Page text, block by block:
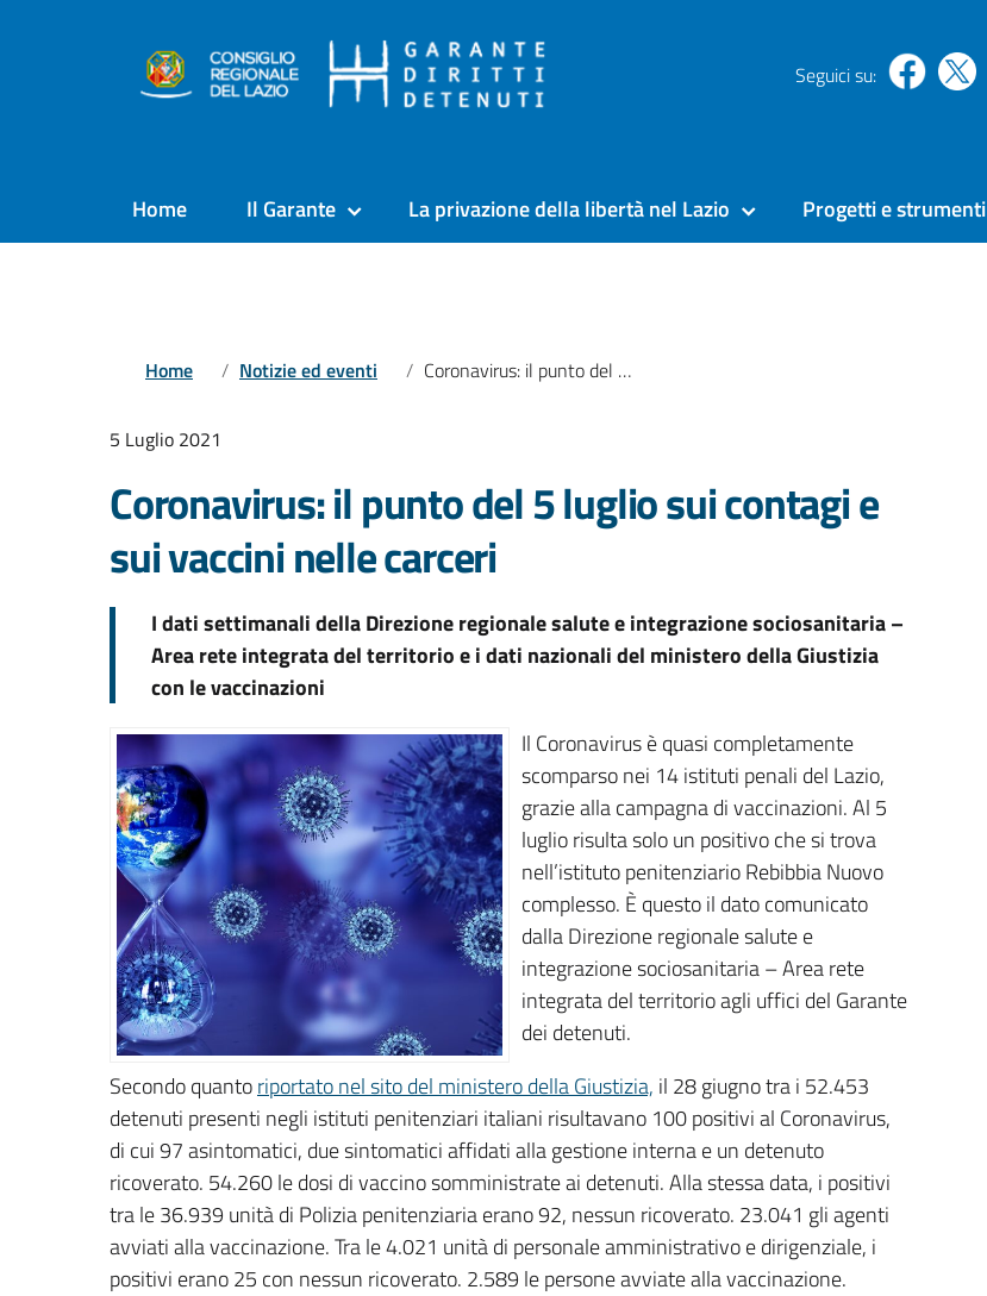
Seguici su:
Home Il Garante La privazione della libertà nel Lazio Progetti e strumenti
Home Notizie ed eventi Coronavirus: il punto del 5 luglio sui contagi e sui vaccini nelle carceri
5 Luglio 2021
Coronavirus: il punto del 5 luglio sui contagi e
sui vaccini nelle carceri
I dati settimanali della Direzione regionale salute e integrazione sociosanitaria –
Area rete integrata del territorio e i dati nazionali del ministero della Giustizia
con le vaccinazioni
Il Coronavirus è quasi completamente
scomparso nei 14 istituti penali del Lazio,
grazie alla campagna di vaccinazioni. Al 5
luglio risulta solo un positivo che si trova
nell’istituto penitenziario Rebibbia Nuovo
complesso. È questo il dato comunicato
dalla Direzione regionale salute e
integrazione sociosanitaria – Area rete
integrata del territorio agli uffici del Garante
dei detenuti.
Secondo quantoriportato nel sito del ministero della Giustizia, il 28 giugno tra i 52.453
detenuti presenti negli istituti penitenziari italiani risultavano 100 positivi al Coronavirus,
di cui 97 asintomatici, due sintomatici affidati alla gestione interna e un detenuto
ricoverato. 54.260 le dosi di vaccino somministrate ai detenuti. Alla stessa data, i positivi
tra le 36.939 unità di Polizia penitenziaria erano 92, nessun ricoverato. 23.041 gli agenti
avviati alla vaccinazione. Tra le 4.021 unità di personale amministrativo e dirigenziale, i
positivi erano 25 con nessun ricoverato. 2.589 le persone avviate alla vaccinazione.